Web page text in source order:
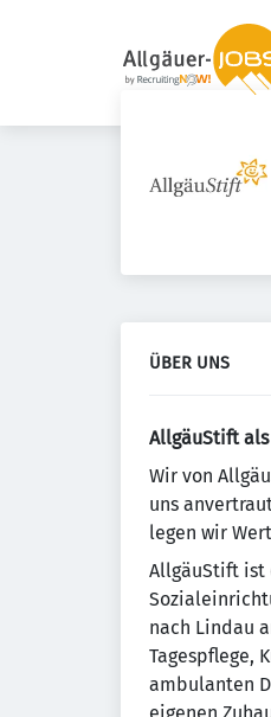
ÜBER UNS
AllgäuStift
Wir von
uns
legen wir
AllgäuStift ist
nach Lindau
Tagespflege,
ambulanten